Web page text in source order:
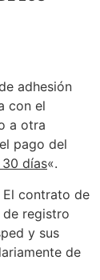
adhesión
con el
a otra
pago del
días«.
El contrato de
registro
y sus
de